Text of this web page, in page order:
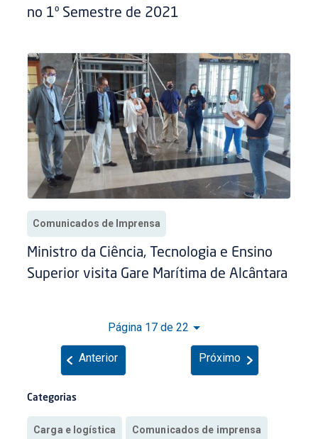
no 1º Semestre de 2021
Comunicados de Imprensa
Ministro da Ciência, Tecnologia e Ensino
Superior visita Gare Marítima de Alcântara
Página 17 de 22
Anterior Próximo
Categorias
Carga e logística Comunicados de imprensa